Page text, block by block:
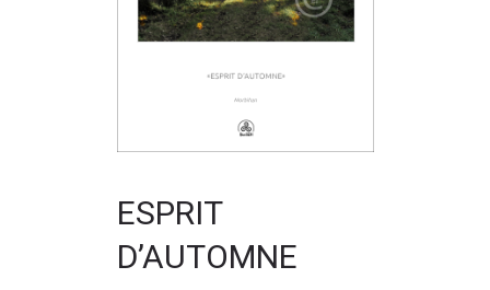
ESPRIT
D’AUTOMNE